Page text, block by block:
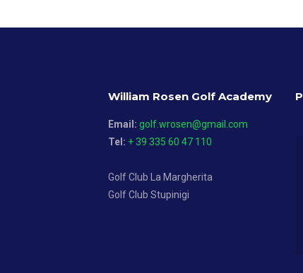
William Rosen Golf Academy
Email: golf.wrosen@gmail.com
Tel: + 39 335 60 47 110
Golf Club La Margherita
Golf Club Stupinigi